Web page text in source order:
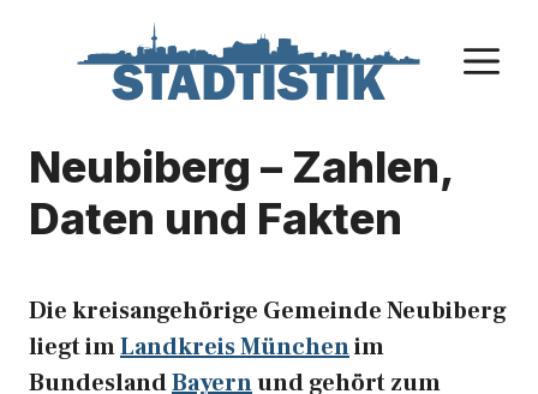
Neubiberg – Zahlen,
Daten und Fakten
Die kreisangehörige Gemeinde Neubiberg
liegt imLandkreis Münchenim
BundeslandBayernund gehört zum